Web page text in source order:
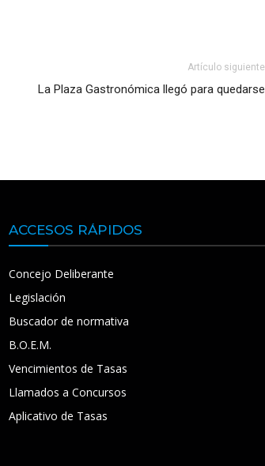
Artículo siguiente
La Plaza Gastronómica llegó para quedarse
ACCESOS RÁPIDOS
Concejo Deliberante
Legislación
Buscador de normativa
B.O.E.M.
Vencimientos de Tasas
Llamados a Concursos
Aplicativo de Tasas